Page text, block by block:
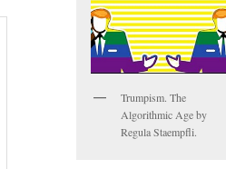
Trumpism. The
Algorithmic Age by
Regula Staempfli.